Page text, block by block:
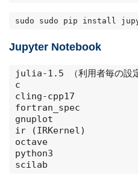
sudo sudo pip install
Jupyter Notebook
julia-1.5 （利用者毎の設定
c
cling-cpp17
fortran_spec
gnuplot
ir (IRKernel)
octave
python3
scilab